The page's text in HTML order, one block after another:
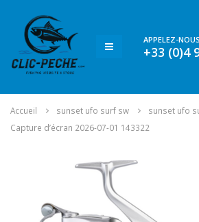
APPELEZ-NOUS
+33 (0)4
Accueil sunset ufo surf sw
sunset ufo
Capture d’écran 2026-07-01 143322